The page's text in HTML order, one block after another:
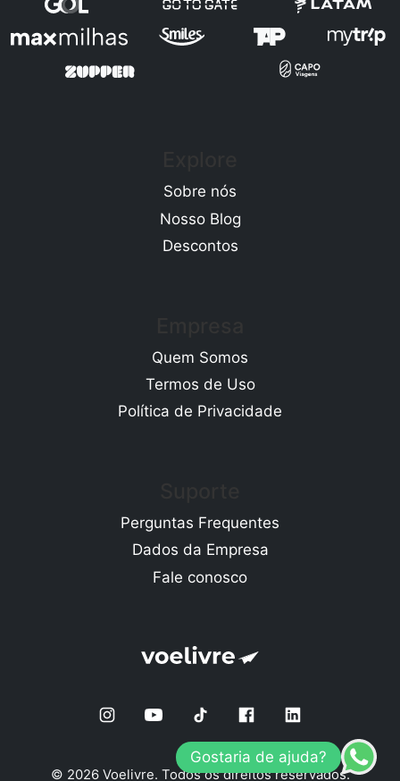
Gostaria de ajuda?
Sobre nós
Nosso Blog
Descontos
Quem Somos
Termos de Uso
Política de Privacidade
Perguntas Frequentes
Dados da Empresa
Fale conosco
© 2026 Voelivre. Todos os direitos reservados.